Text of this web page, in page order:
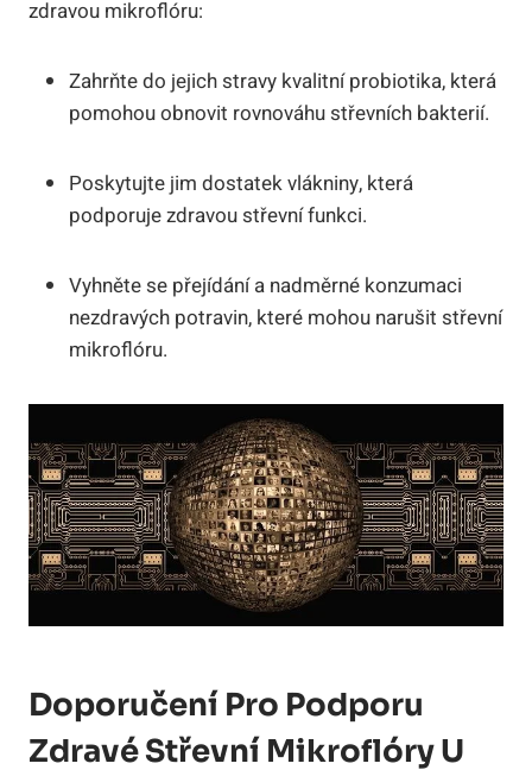
zdravou mikroflóru:
Zahrňte do jejich stravy kvalitní probiotika, která
pomohou obnovit rovnováhu střevních bakterií.
Poskytujte jim dostatek vlákniny, která
podporuje zdravou střevní funkci.
Vyhněte se přejídání a nadměrné konzumaci
nezdravých potravin, které mohou narušit střevní
mikroflóru.
Doporučení Pro Podporu
Zdravé Střevní Mikroflóry U